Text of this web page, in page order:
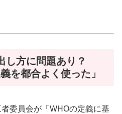
し方に問題あり？
を都合よく使った」
委員会が「WHOの定義に基